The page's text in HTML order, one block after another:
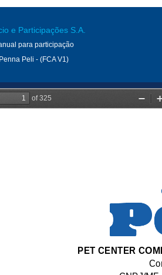
e Participações S.A.
para participação
Peli - (FCA V1)